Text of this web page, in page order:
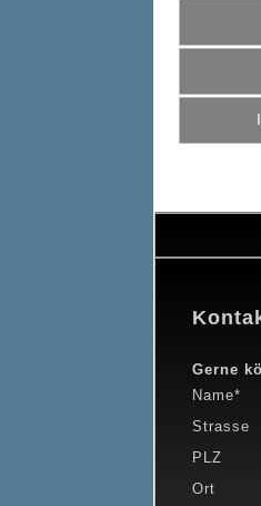
Gerne
Name*
Strasse
PLZ
Ort